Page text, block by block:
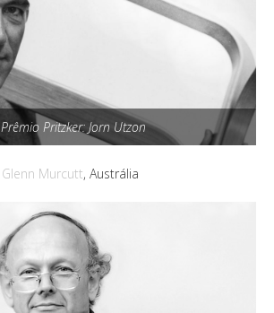
Prêmio Pritzker: Jorn Utzon
Glenn Murcutt, Austrália